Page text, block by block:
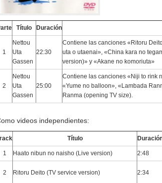
Título Duración
1
Nettou
Uta
Gassen
22:30
Contiene las canciones «Ritoru
uta o utaenai», «China kara no
version)» y «Akane no komoriuta»
2
Nettou
Uta
Gassen
25:00
Contiene las canciones «Niji to rink
«Yume no balloon», «Lambada
Ranma (opening TV size).
videos independientes:
Título
1 Haato nibun no naisho (Live version) 2:48
2 Ritoru Deito (TV service version) 2:34